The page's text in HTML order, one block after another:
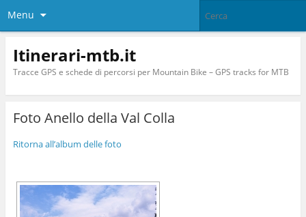
Menu
Itinerari-mtb.it
Tracce GPS e schede di percorsi per Mountain Bike – GPS tracks for MTB
Foto Anello della Val Colla
Ritorna all’album delle foto